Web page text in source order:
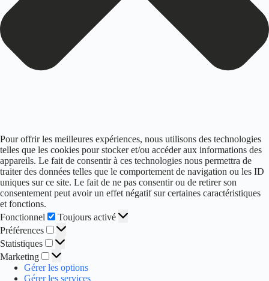
Pour offrir les meilleures expériences, nous utilisons des technologies
telles que les cookies pour stocker et/ou accéder aux informations des
appareils. Le fait de consentir à ces technologies nous permettra de
traiter des données telles que le comportement de navigation ou les ID
uniques sur ce site. Le fait de ne pas consentir ou de retirer son
consentement peut avoir un effet négatif sur certaines caractéristiques
et fonctions.
Fonctionnel
Fonctionnel
Toujours activé
Préférences
Préférences
Statistiques Statistiques
Marketing Marketing
Gérer les options
Gérer les services